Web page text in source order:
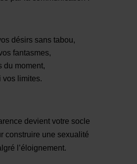
désirs sans tabou,
fantasmes,
du moment,
vos limites.
devient votre socle
construire une sexualité
l’éloignement.